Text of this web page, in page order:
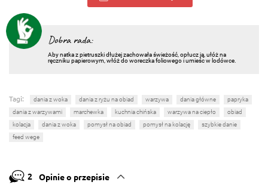
Dobra rada:
Aby natka z pietruszki dłużej zachowała świeżość, opłucz ją, ułóż na
ręczniku papierowym, włóż do woreczka foliowego i umieśc w lodówce.
Tagi: dania z woka dania z ryżu na obiad warzywa dania główne
papryka
dania z warzywami
marchewka kuchnia chińska warzywa na ciepło
obiad
kolacja
dania z woka pomysł na obiad pomysł na kolację
szybkie danie
feed wege
2 Opinie o przepisie